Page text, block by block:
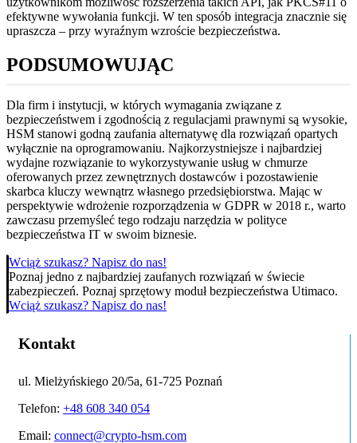
efektywne wywołania funkcji. W ten sposób integracja znacznie się
upraszcza – przy wyraźnym wzroście bezpieczeństwa.
PODSUMOWUJĄC
Dla firm i instytucji, w których wymagania związane z
bezpieczeństwem i zgodnością z regulacjami prawnymi są wysokie,
HSM stanowi godną zaufania alternatywę dla rozwiązań opartych
wyłącznie na oprogramowaniu. Najkorzystniejsze i najbardziej
wydajne rozwiązanie to wykorzystywanie usług w chmurze
oferowanych przez zewnętrznych dostawców i pozostawienie
skarbca kluczy wewnątrz własnego przedsiębiorstwa. Mając w
perspektywie wdrożenie rozporządzenia w GDPR w 2018 r., warto
zawczasu przemyśleć tego rodzaju narzędzia w polityce
bezpieczeństwa IT w swoim biznesie.
Wciąż szukasz? Napisz do nas!
Poznaj jedno z najbardziej zaufanych rozwiązań w świecie
zabezpieczeń. Poznaj sprzętowy moduł bezpieczeństwa Utimaco.
Wciąż szukasz? Napisz do nas!
Kontakt
ul. Mielżyńskiego 20/5a, 61-725 Poznań
Telefon: +48 608 340 054
Email: connect@crypto-hsm.com